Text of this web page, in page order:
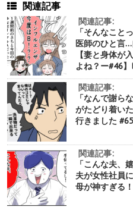
関連記事
関連記事:
「そんなこと
医師のひと言
【妻と身体が
よね？ー#46
関連記事:
「なんで謝ら
がたどり着い
行きました
関連記事:
「こんな夫、
夫が女性社員
母が神すぎる